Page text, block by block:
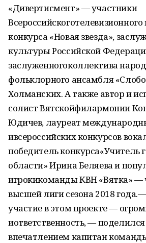
«Дивертисмент» — участники
Всероссийскоготелевизионного
конкурса «Новая звезда»,
культуры Российской
заслуженногоколлектива
фольклорного ансамбля
Холманских. А также автор и
солист Вятскойфилармонии
Юдичев, лауреат
ивсероссийских конкурсов
победитель конкурса«Учитель
области» Ирина Беляева и
игрокикоманды КВН «Вятка» —
высшей лиги сезона 2018
участие в этом проекте —
иответственность, —
впечатлением капитан